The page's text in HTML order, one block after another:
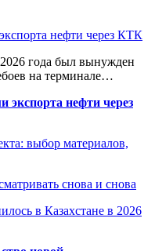
нефти через КТК
2026 года был вынужден
на терминале…
экспорта нефти через
выбор материалов,
снова и снова
в Казахстане в 2026